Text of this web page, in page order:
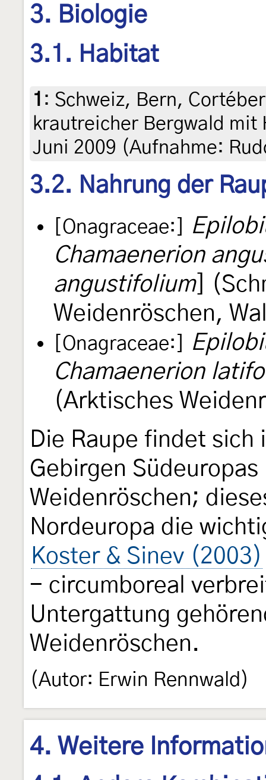
3. Biologie
3.1. Habitat
1 : Schweiz, Bern,
krautreicher Bergwald mit
Juni 2009 (Aufnahme:
3.2. Nahrung der
[Onagraceae:]
Chamaenerion
angustifolium]
Weidenröschen,
[Onagraceae:]
Chamaenerion
(Arktisches
Die Raupe findet
Gebirgen
Weidenröschen;
Nordeuropa die
Koster & Sinev (2003)
- circumboreal
Untergattung
Weidenröschen.
(Autor: Erwin Rennwald)
4. Weitere